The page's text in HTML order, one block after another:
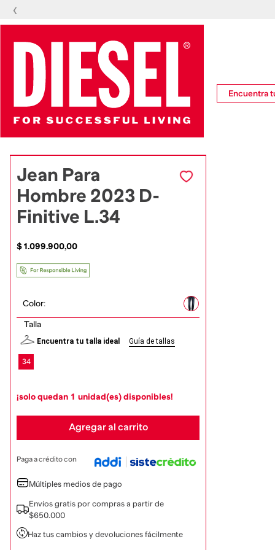
‹
Encuentra
Jean Para
Hombre 2023 D-
Finitive L.34
$1.099.900,00
Color:
Talla
Encuentra tu talla ideal Guía de tallas
34
¡solo quedan 1 unidad(es) disponibles!
Agregar al carrito
Paga a crédito con
Múltiples medios de pago
Envíos gratis por compras a partir de
$650.000
Haz tus cambios y devoluciones fácilmente